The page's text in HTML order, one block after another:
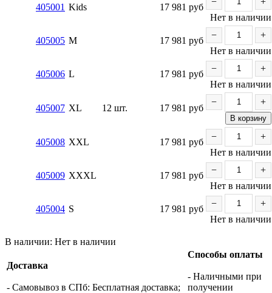
405001 Kids 17 981 руб
Нет в наличии
405005 M 17 981 руб
−
+
Нет в наличии
405006 L 17 981 руб
−
+
Нет в наличии
405007 XL 12 шт. 17 981 руб
− +
В корзину
405008 XXL 17 981 руб
−
+
Нет в наличии
405009 XXXL 17 981 руб
−
+
Нет в наличии
405004 S 17 981 руб
−
+
Нет в наличии
В наличии: Нет в наличии
Доставка
- Самовывоз в СПб: Бесплатная доставка;
Способы оплаты
- Наличными при
получении